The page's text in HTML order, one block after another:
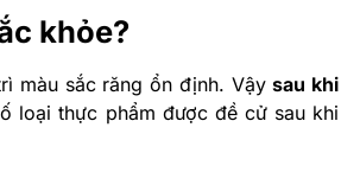
khỏe?
màu sắc răng ổn định. Vậysau khi
loại thực phẩm được đề cử sau khi